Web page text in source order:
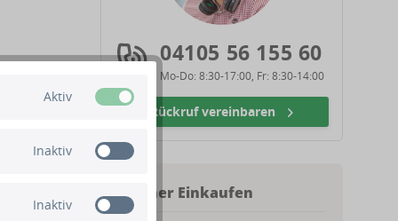
04105 56 155 60
Mo-Do: 8:30-17:00, Fr: 8:30-14:00
Rückruf vereinbaren
Sicher Einkaufen
Aktiv
Inaktiv
Inaktiv